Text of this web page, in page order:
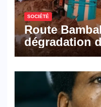
SOCIÉTÉ
Route
dégradation
les activités